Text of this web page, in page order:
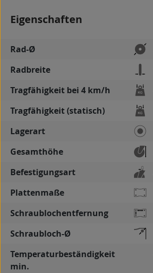
Eigenschaften
Rad-Ø
Radbreite
Tragfähigkeit bei 4 km/h
Tragfähigkeit (statisch)
Lagerart
Gesamthöhe
Befestigungsart
Plattenmaße
Schraublochentfernung
Schraubloch-Ø
Temperaturbeständigkeit
min.